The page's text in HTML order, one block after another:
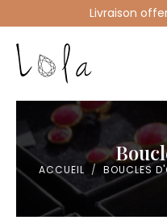
Livraison
ACCUEIL BOUCLES